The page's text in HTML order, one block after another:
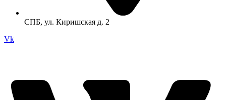
СПБ, ул. Киришская д. 2
Vk